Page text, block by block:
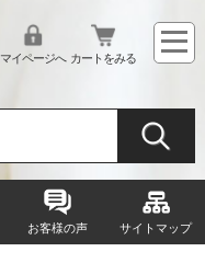
マイページへ カートをみる
お客様の声 サイトマップ